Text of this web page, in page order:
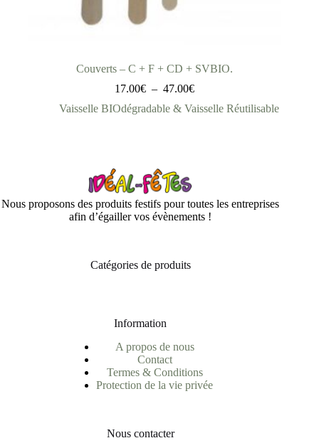
Couverts – C + F + CD + SVBIO.
17.00€ – 47.00€
Vaisselle BIOdégradable & Vaisselle Réutilisable
Nous proposons des produits festifs pour toutes les entreprises
afin d’égailler vos évènements !
Catégories de produits
Information
A propos de nous
Contact
Termes & Conditions
Protection de la vie privée
Nous contacter